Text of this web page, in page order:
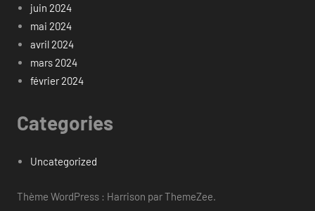
juin 2024
mai 2024
avril 2024
mars 2024
février 2024
Categories
Uncategorized
Thème WordPress : Harrison par ThemeZee.